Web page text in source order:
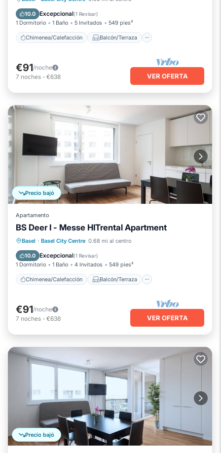
10.0 Excepcional(1 Revisar)
1 Dormitorio 1 Baño 5 Invitados 549 pies²
Chimenea/Calefacción Balcón/Terraza
Se admiten mascotas
€91/noche
7 noches - €638 VER OFERTA
Precio bajó
Apartamento
BS Deer I - Messe HITrental Apartment
Basel · Basel City Centre 0.68 mi al centro
10.0 Excepcional(1 Revisar)
1 Dormitorio 1 Baño 4 Invitados 549 pies²
Chimenea/Calefacción Balcón/Terraza
Chimenea/Calefacción
Balcón/Terraza
Se admiten mascotas
€91/noche
7 noches - €638 VER OFERTA
Precio bajó